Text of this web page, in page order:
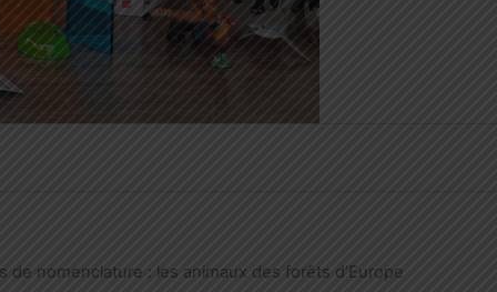
de nomenclature : les animaux des forêts d’Europe